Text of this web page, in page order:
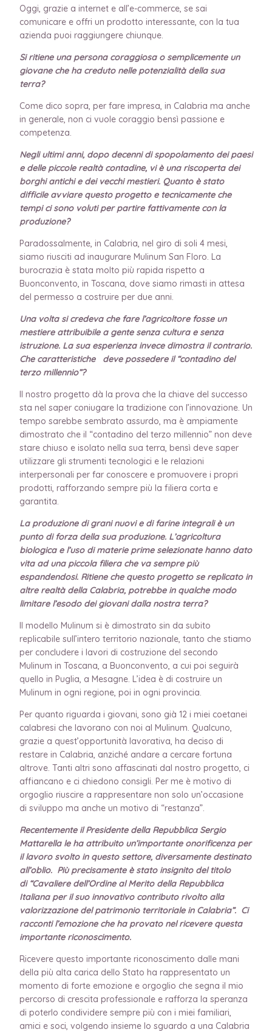
Oggi, grazie a internet e all’e-commerce, se sai
comunicare e offri un prodotto interessante, con la tua
azienda puoi raggiungere chiunque.
Si ritiene una persona coraggiosa o semplicemente un
giovane che ha creduto nelle potenzialità della sua
terra?
Come dico sopra, per fare impresa, in Calabria ma anche
in generale, non ci vuole coraggio bensì passione e
competenza.
Negli ultimi anni, dopo decenni di spopolamento dei paesi
e delle piccole realtà contadine, vi è una riscoperta dei
borghi antichi e dei vecchi mestieri. Quanto è stato
difficile avviare questo progetto e tecnicamente che
tempi ci sono voluti per partire fattivamente con la
produzione?
Paradossalmente, in Calabria, nel giro di soli 4 mesi,
siamo riusciti ad inaugurare Mulinum San Floro. La
burocrazia è stata molto più rapida rispetto a
Buonconvento, in Toscana, dove siamo rimasti in attesa
del permesso a costruire per due anni.
Una volta si credeva che fare l’agricoltore fosse un
mestiere attribuibile a gente senza cultura e senza
istruzione. La sua esperienza invece dimostra il contrario.
Che caratteristiche deve possedere il “contadino del
terzo millennio”?
Il nostro progetto dà la prova che la chiave del successo
sta nel saper coniugare la tradizione con l’innovazione. Un
tempo sarebbe sembrato assurdo, ma è ampiamente
dimostrato che il “contadino del terzo millennio” non deve
stare chiuso e isolato nella sua terra, bensì deve saper
utilizzare gli strumenti tecnologici e le relazioni
interpersonali per far conoscere e promuovere i propri
prodotti, rafforzando sempre più la filiera corta e
garantita.
La produzione di grani nuovi e di farine integrali è un
punto di forza della sua produzione. L’agricoltura
biologica e l’uso di materie prime selezionate hanno dato
vita ad una piccola filiera che va sempre più
espandendosi. Ritiene che questo progetto se replicato in
altre realtà della Calabria, potrebbe in qualche modo
limitare l’esodo dei giovani dalla nostra terra?
Il modello Mulinum si è dimostrato sin da subito
replicabile sull’intero territorio nazionale, tanto che stiamo
per concludere i lavori di costruzione del secondo
Mulinum in Toscana, a Buonconvento, a cui poi seguirà
quello in Puglia, a Mesagne. L’idea è di costruire un
Mulinum in ogni regione, poi in ogni provincia.
Per quanto riguarda i giovani, sono già 12 i miei coetanei
calabresi che lavorano con noi al Mulinum. Qualcuno,
grazie a quest’opportunità lavorativa, ha deciso di
restare in Calabria, anziché andare a cercare fortuna
altrove. Tanti altri sono affascinati dal nostro progetto, ci
affiancano e ci chiedono consigli. Per me è motivo di
orgoglio riuscire a rappresentare non solo un’occasione
di sviluppo ma anche un motivo di “restanza”.
Recentemente il Presidente della Repubblica Sergio
Mattarella le ha attribuito un’importante onorificenza per
il lavoro svolto in questo settore, diversamente destinato
all’oblio. Più precisamente è stato insignito del titolo
di“Cavaliere dell’Ordine al Merito della Repubblica
Italianaper il suo innovativo contributo rivolto alla
valorizzazione del patrimonio territoriale in Calabria”. Ci
racconti l’emozione che ha provato nel ricevere questa
importante riconoscimento.
Ricevere questo importante riconoscimento dalle mani
della più alta carica dello Stato ha rappresentato un
momento di forte emozione e orgoglio che segna il mio
percorso di crescita professionale e rafforza la speranza
di poterlo condividere sempre più con i miei familiari,
amici e soci, volgendo insieme lo sguardo a una Calabria